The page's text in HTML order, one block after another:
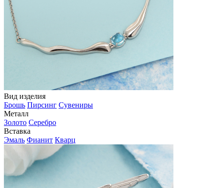
Вид изделия
Брошь Пирсинг Сувениры
Металл
Золото Серебро
Вставка
Эмаль Фианит Кварц